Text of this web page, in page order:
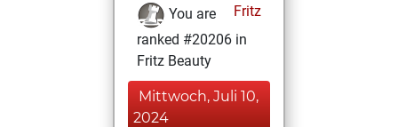
Fritz
You are
ranked #20206 in
Fritz Beauty
Mittwoch, Juli 10,
2024